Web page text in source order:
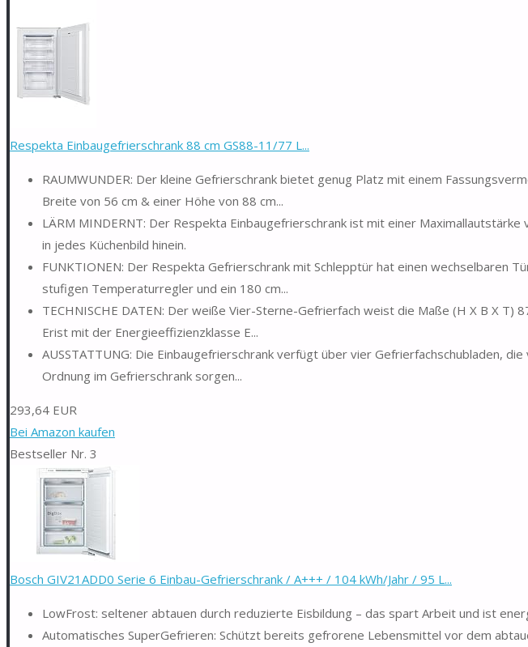
Respekta Einbaugefrierschrank 88 cm GS88-11/77 L...
RAUMWUNDER: Der kleine Gefrierschrank bietet genug Platz mit einem
Breite von 56 cm & einer Höhe von 88 cm...
LÄRM MINDERNT: Der Respekta Einbaugefrierschrank ist mit einer
in jedes Küchenbild hinein.
FUNKTIONEN: Der Respekta Gefrierschrank mit Schlepptür hat einen wechselbaren
stufigen Temperaturregler und ein 180 cm...
TECHNISCHE DATEN: Der weiße Vier-Sterne-Gefrierfach weist die Maße (H X B X T)
Erist mit der Energieeffizienzklasse E...
AUSSTATTUNG: Die Einbaugefrierschrank verfügt über vier Gefrierfachschubladen,
Ordnung im Gefrierschrank sorgen...
293,64 EUR
Bei Amazon kaufen
Bestseller Nr. 3
Bosch GIV21ADD0 Serie 6 Einbau-Gefrierschrank / A+++ / 104 kWh/Jahr / 95 L...
LowFrost: seltener abtauen durch reduzierte Eisbildung – das spart Arbeit und ist
Automatisches SuperGefrieren: Schützt bereits gefrorene Lebensmittel vor dem